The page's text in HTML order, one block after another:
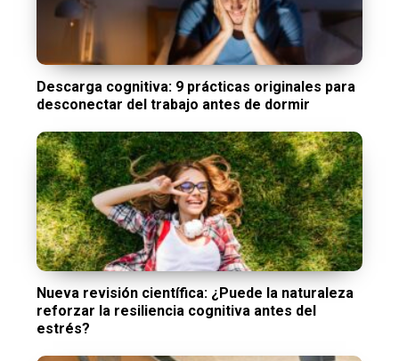
Descarga cognitiva: 9 prácticas originales para
desconectar del trabajo antes de dormir
Nueva revisión científica: ¿Puede la naturaleza
reforzar la resiliencia cognitiva antes del
estrés?